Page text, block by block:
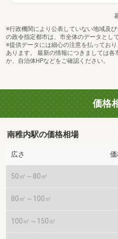
※行政機関により公表していない地域及
の政令指定都市は、市全体のデータとし
※提供データには細心の注意を払ってお
あります。 最新の情報につきましては各
か、自治体HPなどをご確認ください。
価格
南稚内駅の価格相場
広さ
50㎡～80㎡
80㎡～100㎡
100㎡～150㎡